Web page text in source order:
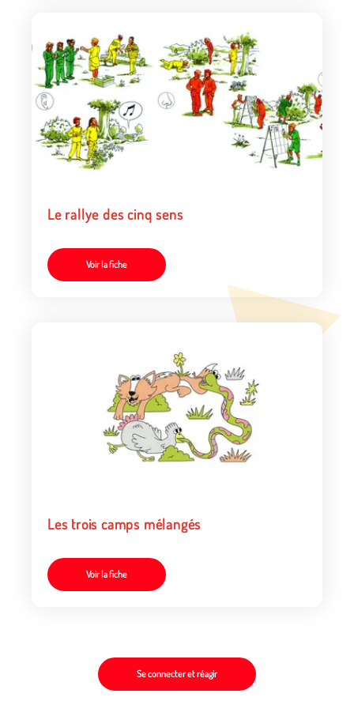
Le rallye des cinq sens
Voir la fiche
Les trois camps mélangés
Voir la fiche
Se connecter et réagir